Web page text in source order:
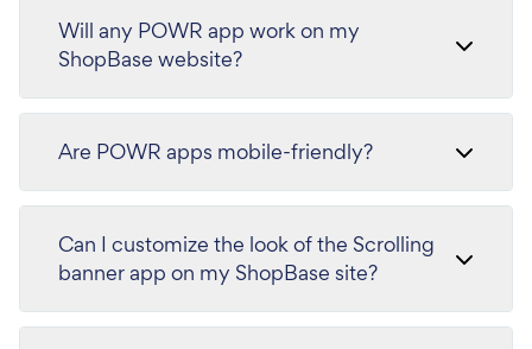
Will any POWR app work on my
ShopBase website?
Are POWR apps mobile-friendly?
Can I customize the look of the Scrolling
banner app on my ShopBase site?